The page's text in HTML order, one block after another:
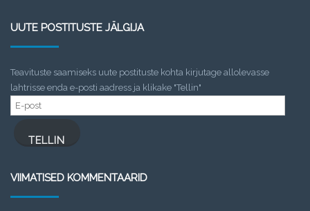
UUTE POSTITUSTE JÄLGIJA
Teavituste saamiseks uute postituste kohta kirjutage allolevasse
lahtrisse enda e-posti aadress ja klikake "Tellin"
E-
post
TELLIN
VIIMATISED KOMMENTAARID